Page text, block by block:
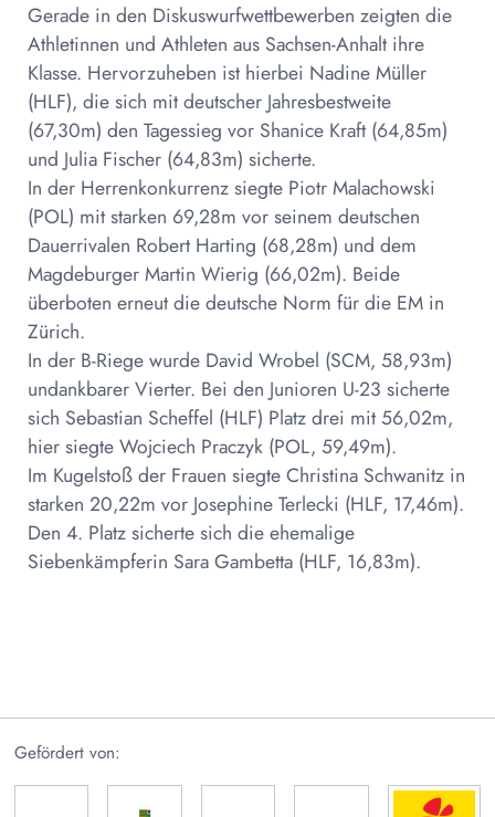
Gerade in den Diskuswurfwettbewerben zeigten die
Athletinnen und Athleten aus Sachsen-Anhalt ihre
Klasse. Hervorzuheben ist hierbei Nadine Müller
(HLF), die sich mit deutscher Jahresbestweite
(67,30m) den Tagessieg vor Shanice Kraft (64,85m)
und Julia Fischer (64,83m) sicherte.
In der Herrenkonkurrenz siegte Piotr Malachowski
(POL) mit starken 69,28m vor seinem deutschen
Dauerrivalen Robert Harting (68,28m) und dem
Magdeburger Martin Wierig (66,02m). Beide
überboten erneut die deutsche Norm für die EM in
Zürich.
In der B-Riege wurde David Wrobel (SCM, 58,93m)
undankbarer Vierter. Bei den Junioren U-23 sicherte
sich Sebastian Scheffel (HLF) Platz drei mit 56,02m,
hier siegte Wojciech Praczyk (POL, 59,49m).
Im Kugelstoß der Frauen siegte Christina Schwanitz in
starken 20,22m vor Josephine Terlecki (HLF, 17,46m).
Den 4. Platz sicherte sich die ehemalige
Siebenkämpferin Sara Gambetta (HLF, 16,83m).
Gefördert von: